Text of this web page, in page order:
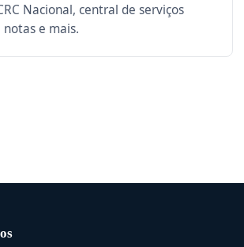
Nacional, central de serviços
e mais.